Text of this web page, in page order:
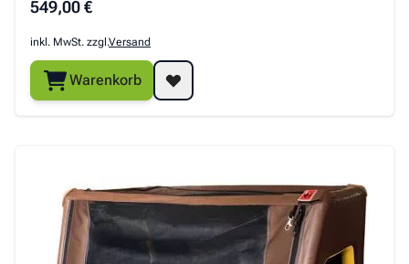
549,00 €
inkl. MwSt. zzgl.Versand
Warenkorb